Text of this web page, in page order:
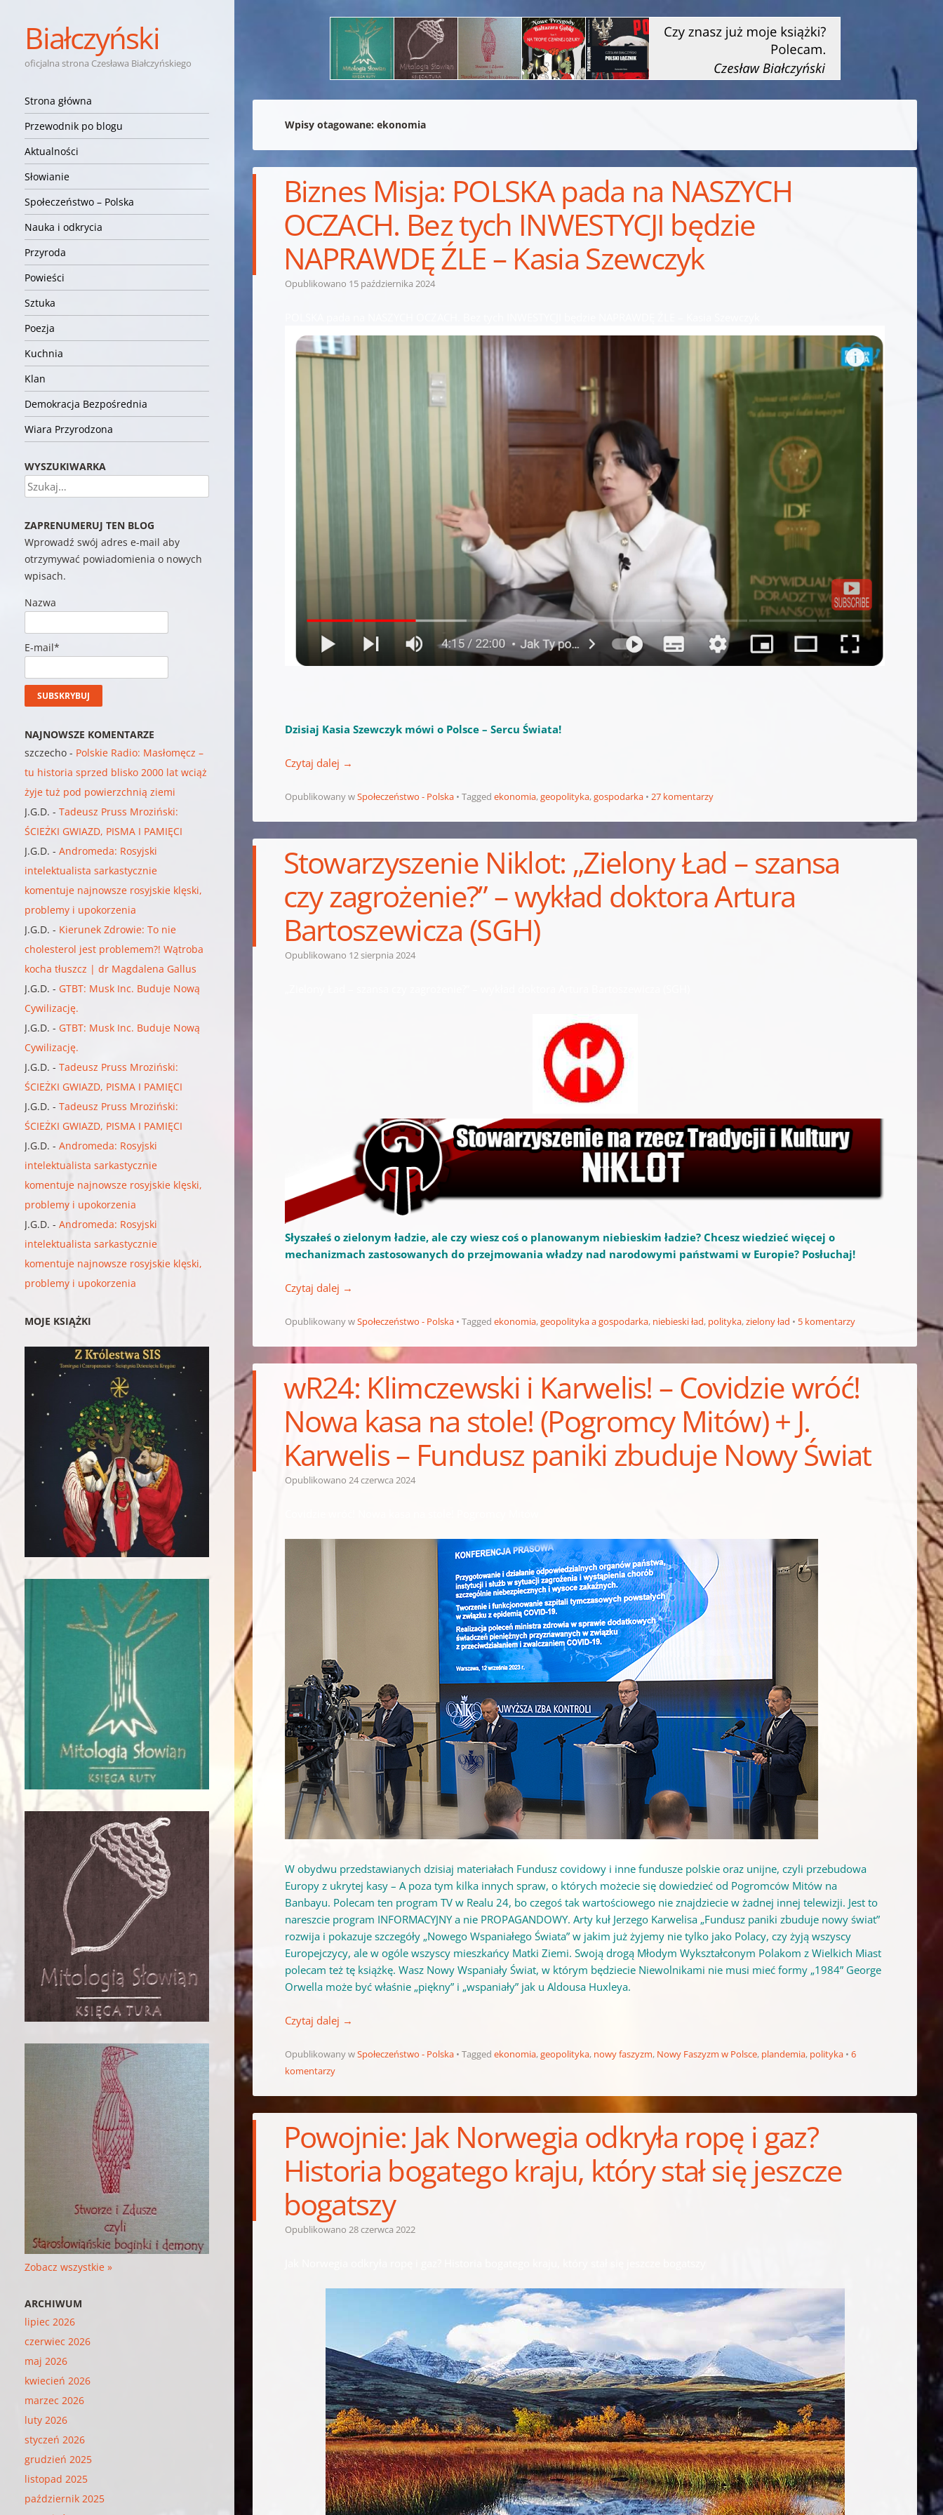
Białczyński
oficjalna strona Czesława Białczyńskiego
Nawigacja
Przejdź do treści
Strona główna
Przewodnik po blogu
Aktualności
Słowianie
Społeczeństwo – Polska
Nauka i odkrycia
Przyroda
Powieści
Sztuka
Poezja
Kuchnia
Klan
Demokracja Bezpośrednia
Wiara Przyrodzona
Wpisy otagowane:ekonomia
Biznes Misja: POLSKA pada na NASZYCH
OCZACH. Bez tych INWESTYCJI będzie
NAPRAWDĘ ŹLE – Kasia Szewczyk
Opublikowano 15 października 2024
Dzisiaj Kasia Szewczyk mówi o Polsce – Sercu Świata!
Czytaj dalej →
Opublikowany wSpołeczeństwo - Polska Taggedekonomia,geopolityka,gospodarka 27 komentarzy
Stowarzyszenie Niklot: „Zielony Ład – szansa
czy zagrożenie?” – wykład doktora Artura
Bartoszewicza (SGH)
Opublikowano 12 sierpnia 2024
Słyszałeś o zielonym ładzie, ale czy wiesz coś o planowanym niebieskim ładzie? Chcesz wiedzieć więcej o
mechanizmach zastosowanych do przejmowania władzy nad narodowymi państwami w Europie? Posłuchaj!
Czytaj dalej →
Opublikowany wSpołeczeństwo - Polska Taggedekonomia,geopolityka a gospodarka, niebieski ład, polityka,zielony ład 5 komentarzy
wR24: Klimczewski i Karwelis! – Covidzie wróć!
Nowa kasa na stole! (Pogromcy Mitów) + J.
Karwelis – Fundusz paniki zbuduje Nowy Świat
Opublikowano24 czerwca 2024
W obydwu przedstawianych dzisiaj materiałach Fundusz covidowy i inne fundusze polskie oraz unijne, czyli przebudowa
Europy z ukrytej kasy – A poza tym kilka innych spraw, o których możecie się dowiedzieć od Pogromców Mitów na
Banbayu. Polecam ten program TV w Realu 24, bo czegoś tak wartościowego nie znajdziecie w żadnej innej telewizji. Jest to
nareszcie program INFORMACYJNY a nie PROPAGANDOWY. Arty kuł Jerzego Karwelisa „Fundusz paniki zbuduje nowy świat”
rozwija i pokazuje szczegóły „Nowego Wspaniałego Świata” w jakim już żyjemy nie tylko jako Polacy, czy żyją wszyscy
Europejczycy, ale w ogóle wszyscy mieszkańcy Matki Ziemi. Swoją drogą Młodym Wykształconym Polakom z Wielkich Miast
polecam też tę książkę. Wasz Nowy Wspaniały Świat, w którym będziecie Niewolnikami nie musi mieć formy „1984” George
Orwella może być właśnie „piękny” i „wspaniały” jak uAldousa Huxleya.
Czytaj dalej →
Opublikowany wSpołeczeństwo - Polska Taggedekonomia,geopolityka, nowy faszyzm, Nowy Faszyzm w Polsce, plandemia, polityka
6
komentarzy
Powojnie: Jak Norwegia odkryła ropę i gaz?
Historia bogatego kraju, który stał się jeszcze
bogatszy
Opublikowano28 czerwca 2022
WYSZUKIWARKA
Szukaj
ZAPRENUMERUJ TEN BLOG
Wprowadź swój adres e-mail aby
otrzymywać powiadomienia o nowych
wpisach.
Nazwa
E-mail*
NAJNOWSZE KOMENTARZE
szczecho - Polskie Radio: Masłomęcz –
tu historia sprzed blisko 2000 lat wciąż
żyje tuż pod powierzchnią ziemi
J.G.D. -Tadeusz Pruss Mroziński:
ŚCIEŻKI GWIAZD, PISMA I PAMIĘCI
J.G.D. -Andromeda: Rosyjski
intelektualista sarkastycznie
komentuje najnowsze rosyjskie klęski,
problemy i upokorzenia
J.G.D. - Kierunek Zdrowie: To nie
cholesterol jest problemem?! Wątroba
kocha tłuszcz | dr Magdalena Gallus
J.G.D. - GTBT: Musk Inc. Buduje Nową
Cywilizację.
J.G.D. - GTBT: Musk Inc. Buduje Nową
Cywilizację.
J.G.D. -Tadeusz Pruss Mroziński:
ŚCIEŻKI GWIAZD, PISMA I PAMIĘCI
J.G.D. -Tadeusz Pruss Mroziński:
ŚCIEŻKI GWIAZD, PISMA I PAMIĘCI
J.G.D. -Andromeda: Rosyjski
intelektualista sarkastycznie
komentuje najnowsze rosyjskie klęski,
problemy i upokorzenia
J.G.D. -Andromeda: Rosyjski
intelektualista sarkastycznie
komentuje najnowsze rosyjskie klęski,
problemy i upokorzenia
MOJE KSIĄŻKI
Zobacz wszystkie »
ARCHIWUM
lipiec 2026
czerwiec 2026
maj 2026
kwiecień 2026
marzec 2026
luty 2026
styczeń 2026
grudzień 2025
listopad 2025
październik 2025